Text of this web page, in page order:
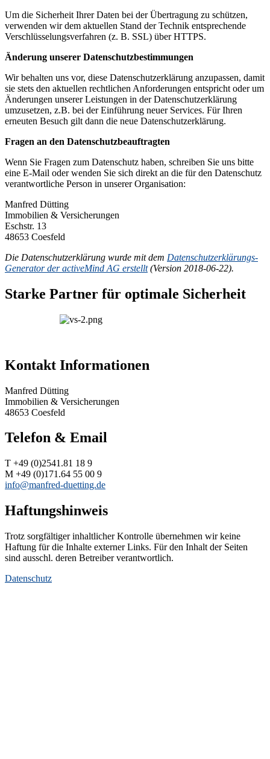
Um die Sicherheit Ihrer Daten bei der Übertragung zu schützen,
verwenden wir dem aktuellen Stand der Technik entsprechende
Verschlüsselungsverfahren (z. B. SSL) über HTTPS.
Änderung unserer Datenschutzbestimmungen
Wir behalten uns vor, diese Datenschutzerklärung anzupassen, damit
sie stets den aktuellen rechtlichen Anforderungen entspricht oder um
Änderungen unserer Leistungen in der Datenschutzerklärung
umzusetzen, z.B. bei der Einführung neuer Services. Für Ihren
erneuten Besuch gilt dann die neue Datenschutzerklärung.
Fragen an den Datenschutzbeauftragten
Wenn Sie Fragen zum Datenschutz haben, schreiben Sie uns bitte
eine E-Mail oder wenden Sie sich direkt an die für den Datenschutz
verantwortliche Person in unserer Organisation:
Manfred Dütting
Immobilien & Versicherungen
Eschstr. 13
48653 Coesfeld
Die Datenschutzerklärung wurde mit dem Datenschutzerklärungs-
Generator der activeMind AG erstellt(Version 2018-06-22).
Starke Partner für optimale Sicherheit
Kontakt Informationen
Manfred Dütting
Immobilien & Versicherungen
48653 Coesfeld
Telefon & Email
T +49 (0)2541.81 18 9
M +49 (0)171.64 55 00 9
info@manfred-duetting.de
Haftungshinweis
Trotz sorgfältiger inhaltlicher Kontrolle übernehmen wir keine
Haftung für die Inhalte externer Links. Für den Inhalt der Seiten
sind ausschl. deren Betreiber verantwortlich.
Datenschutz